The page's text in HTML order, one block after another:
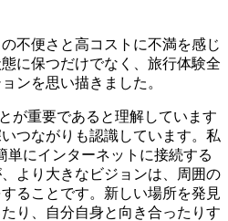
不便さと高コストに不満を感じ
に保つだけでなく、旅行体験全
ンを思い描きました。
が重要であると理解しています
つながりも認識しています。私
単にインターネットに接続する
より大きなビジョンは、周囲の
ることです。新しい場所を発見
り、自分自身と向き合ったりす